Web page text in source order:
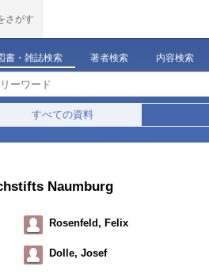
さがす
書・雑誌検索 著者検索 内容検索
すべての資料
Naumburg
Rosenfeld, Felix
Dolle, Josef